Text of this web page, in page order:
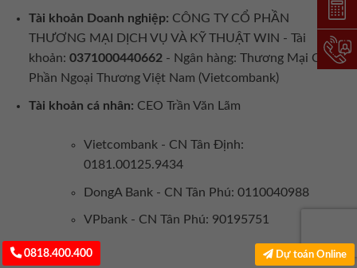
Tài khoản Doanh nghiệp: CÔNG TY CỔ PHẦN
THƯƠNG MẠI DỊCH VỤ VÀ KỸ THUẬT WIN - Tài
khoản: 0371000440662- Ngân hàng: Thương Mại Cổ
Phần Ngoại Thương Việt Nam (Vietcombank)
Tài khoản cá nhân: CEO Trần Văn Lãm
Vietcombank - CN Tân Định:
0181.00125.9434
DongA Bank - CN Tân Phú: 0110040988
VPbank - CN Tân Phú: 90195751
0818.400.400 Dự toán Online
Dự